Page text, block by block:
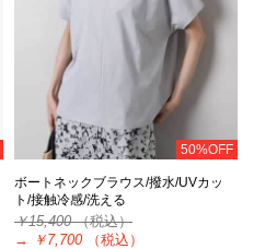
50%OFF
ボートネックブラウス/撥水/UVカッ
ト/接触冷感/洗える
￥15,400（税込）
→
￥7,700 （税込）